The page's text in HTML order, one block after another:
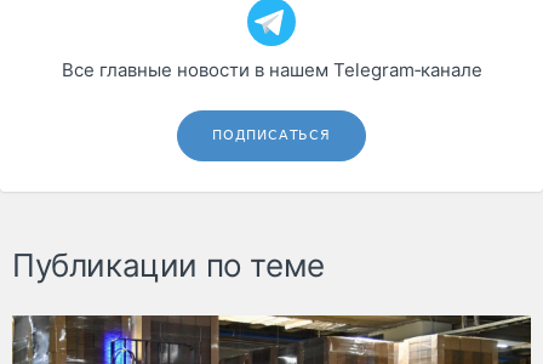
Все главные новости в нашем Telegram‑канале
ПОДПИСАТЬСЯ
Публикации по теме